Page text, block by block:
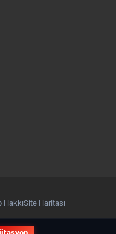
HakkıSite Haritası